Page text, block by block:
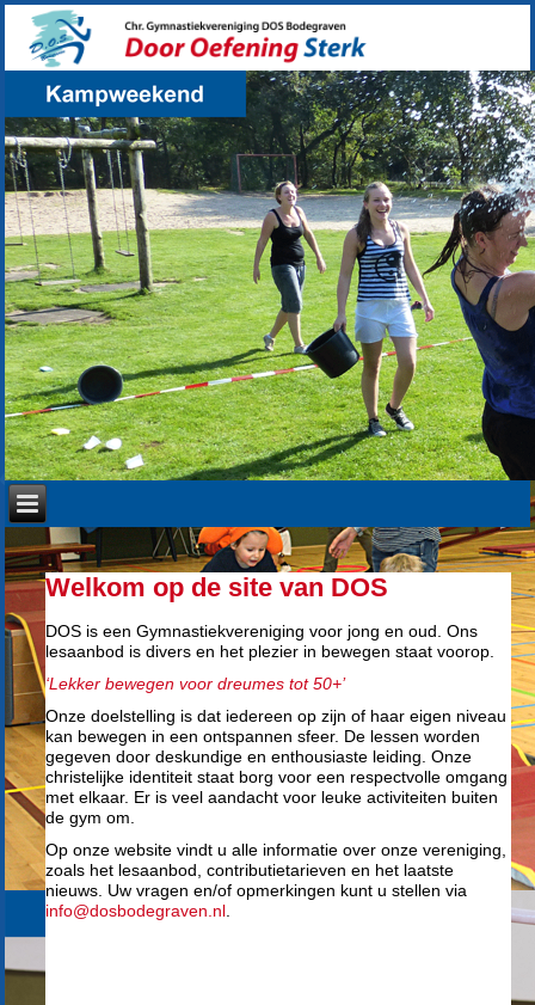
Welkom op de site van DOS
DOS is een Gymnastiekvereniging voor jong en oud. Ons
lesaanbod is divers en het plezier in bewegen staat voorop.
‘Lekker bewegen voor dreumes tot 50+’
Onze doelstelling is dat iedereen op zijn of haar eigen niveau
kan bewegen in een ontspannen sfeer. De lessen worden
gegeven door deskundige en enthousiaste leiding. Onze
christelijke identiteit staat borg voor een respectvolle omgang
met elkaar. Er is veel aandacht voor leuke activiteiten buiten
de gym om.
Op onze website vindt u alle informatie over onze vereniging,
zoals het lesaanbod, contributietarieven en het laatste
nieuws. Uw vragen en/of opmerkingen kunt u stellen via
info@dosbodegraven.nl.